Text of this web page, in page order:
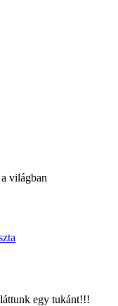
világban
egy tukánt!!!